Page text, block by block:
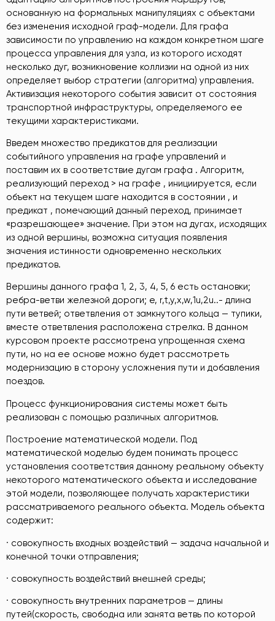
основанную на формальных манипуляциях с объектами
без изменения исходной граф-модели. Для графа
зависимости по управлению на каждом конкретном шаге
процесса управления для узла, из которого исходят
несколько дуг, возникновение коллизии на одной из них
определяет выбор стратегии (алгоритма) управления.
Активизация некоторого события зависит от состояния
транспортной инфраструктуры, определяемого ее
текущими характеристиками.
Введем множество предикатов для реализации
событийного управления на графе управлений и
поставим их в соответствие дугам графа . Алгоритм,
реализующий переход > на графе , инициируется, если
объект на текущем шаге находится в состоянии , и
предикат , помечающий данный переход, принимает
«разрешающее» значение. При этом на дугах, исходящих
из одной вершины, возможна ситуация появления
значения истинности одновременно нескольких
предикатов.
Вершины данного графа 1, 2, 3, 4, 5, 6 есть остановки;
ребра-ветви железной дороги; e, r,t,y,x,w,1u,2u..- длина
пути ветвей; ответвления от замкнутого кольца — тупики,
вместе ответвления расположена стрелка. В данном
курсовом проекте рассмотрена упрощенная схема
пути, но на ее основе можно будет рассмотреть
модернизацию в сторону усложнения пути и добавления
поездов.
Процесс функционирования системы может быть
реализован с помощью различных алгоритмов.
Построение математической модели. Под
математической моделью будем понимать процесс
установления соответствия данному реальному объекту
некоторого математического объекта и исследование
этой модели, позволяющее получать характеристики
рассматриваемого реального объекта. Модель объекта
содержит:
· совокупность входных воздействий — задача начальной и
конечной точки отправления;
· совокупность воздействий внешней среды;
· совокупность внутренних параметров — длины
путей(скорость, свободна или занята ветвь по которой